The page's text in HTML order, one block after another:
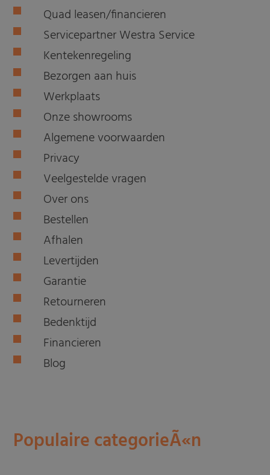
Quad leasen/financieren
Servicepartner Westra Service
Kentekenregeling
Bezorgen aan huis
Werkplaats
Onze showrooms
Algemene voorwaarden
Privacy
Veelgestelde vragen
Over ons
Bestellen
Afhalen
Levertijden
Garantie
Retourneren
Bedenktijd
Financieren
Blog
Populaire categorieÃ«n